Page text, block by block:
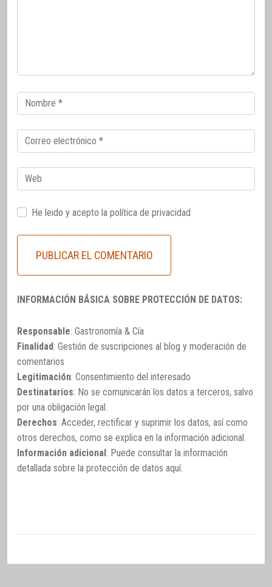
Correo
electrónico
Correo
electrónico
Web
He leido y acepto la política de privacidad
INFORMACIÓN BÁSICA SOBRE PROTECCIÓN DE DATOS:
Responsable: Gastronomía & Cía
Finalidad: Gestión de suscripciones al blog y moderación de
comentarios
Legitimación: Consentimiento del interesado
Destinatarios: No se comunicarán los datos a terceros, salvo
por una obligación legal.
Derechos: Acceder, rectificar y suprimir los datos, así como
otros derechos, como se explica en la información adicional.
Información adicional : Puede consultar la información
detallada sobre la protección de datos aquí.